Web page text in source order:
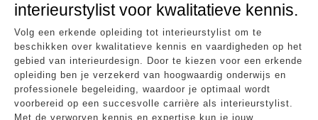
interieurstylist voor kwalitatieve kennis.
Volg een erkende opleiding tot interieurstylist om te
beschikken over kwalitatieve kennis en vaardigheden op het
gebied van interieurdesign. Door te kiezen voor een erkende
opleiding ben je verzekerd van hoogwaardig onderwijs en
professionele begeleiding, waardoor je optimaal wordt
voorbereid op een succesvolle carrière als interieurstylist.
Met de verworven kennis en expertise kun je jouw